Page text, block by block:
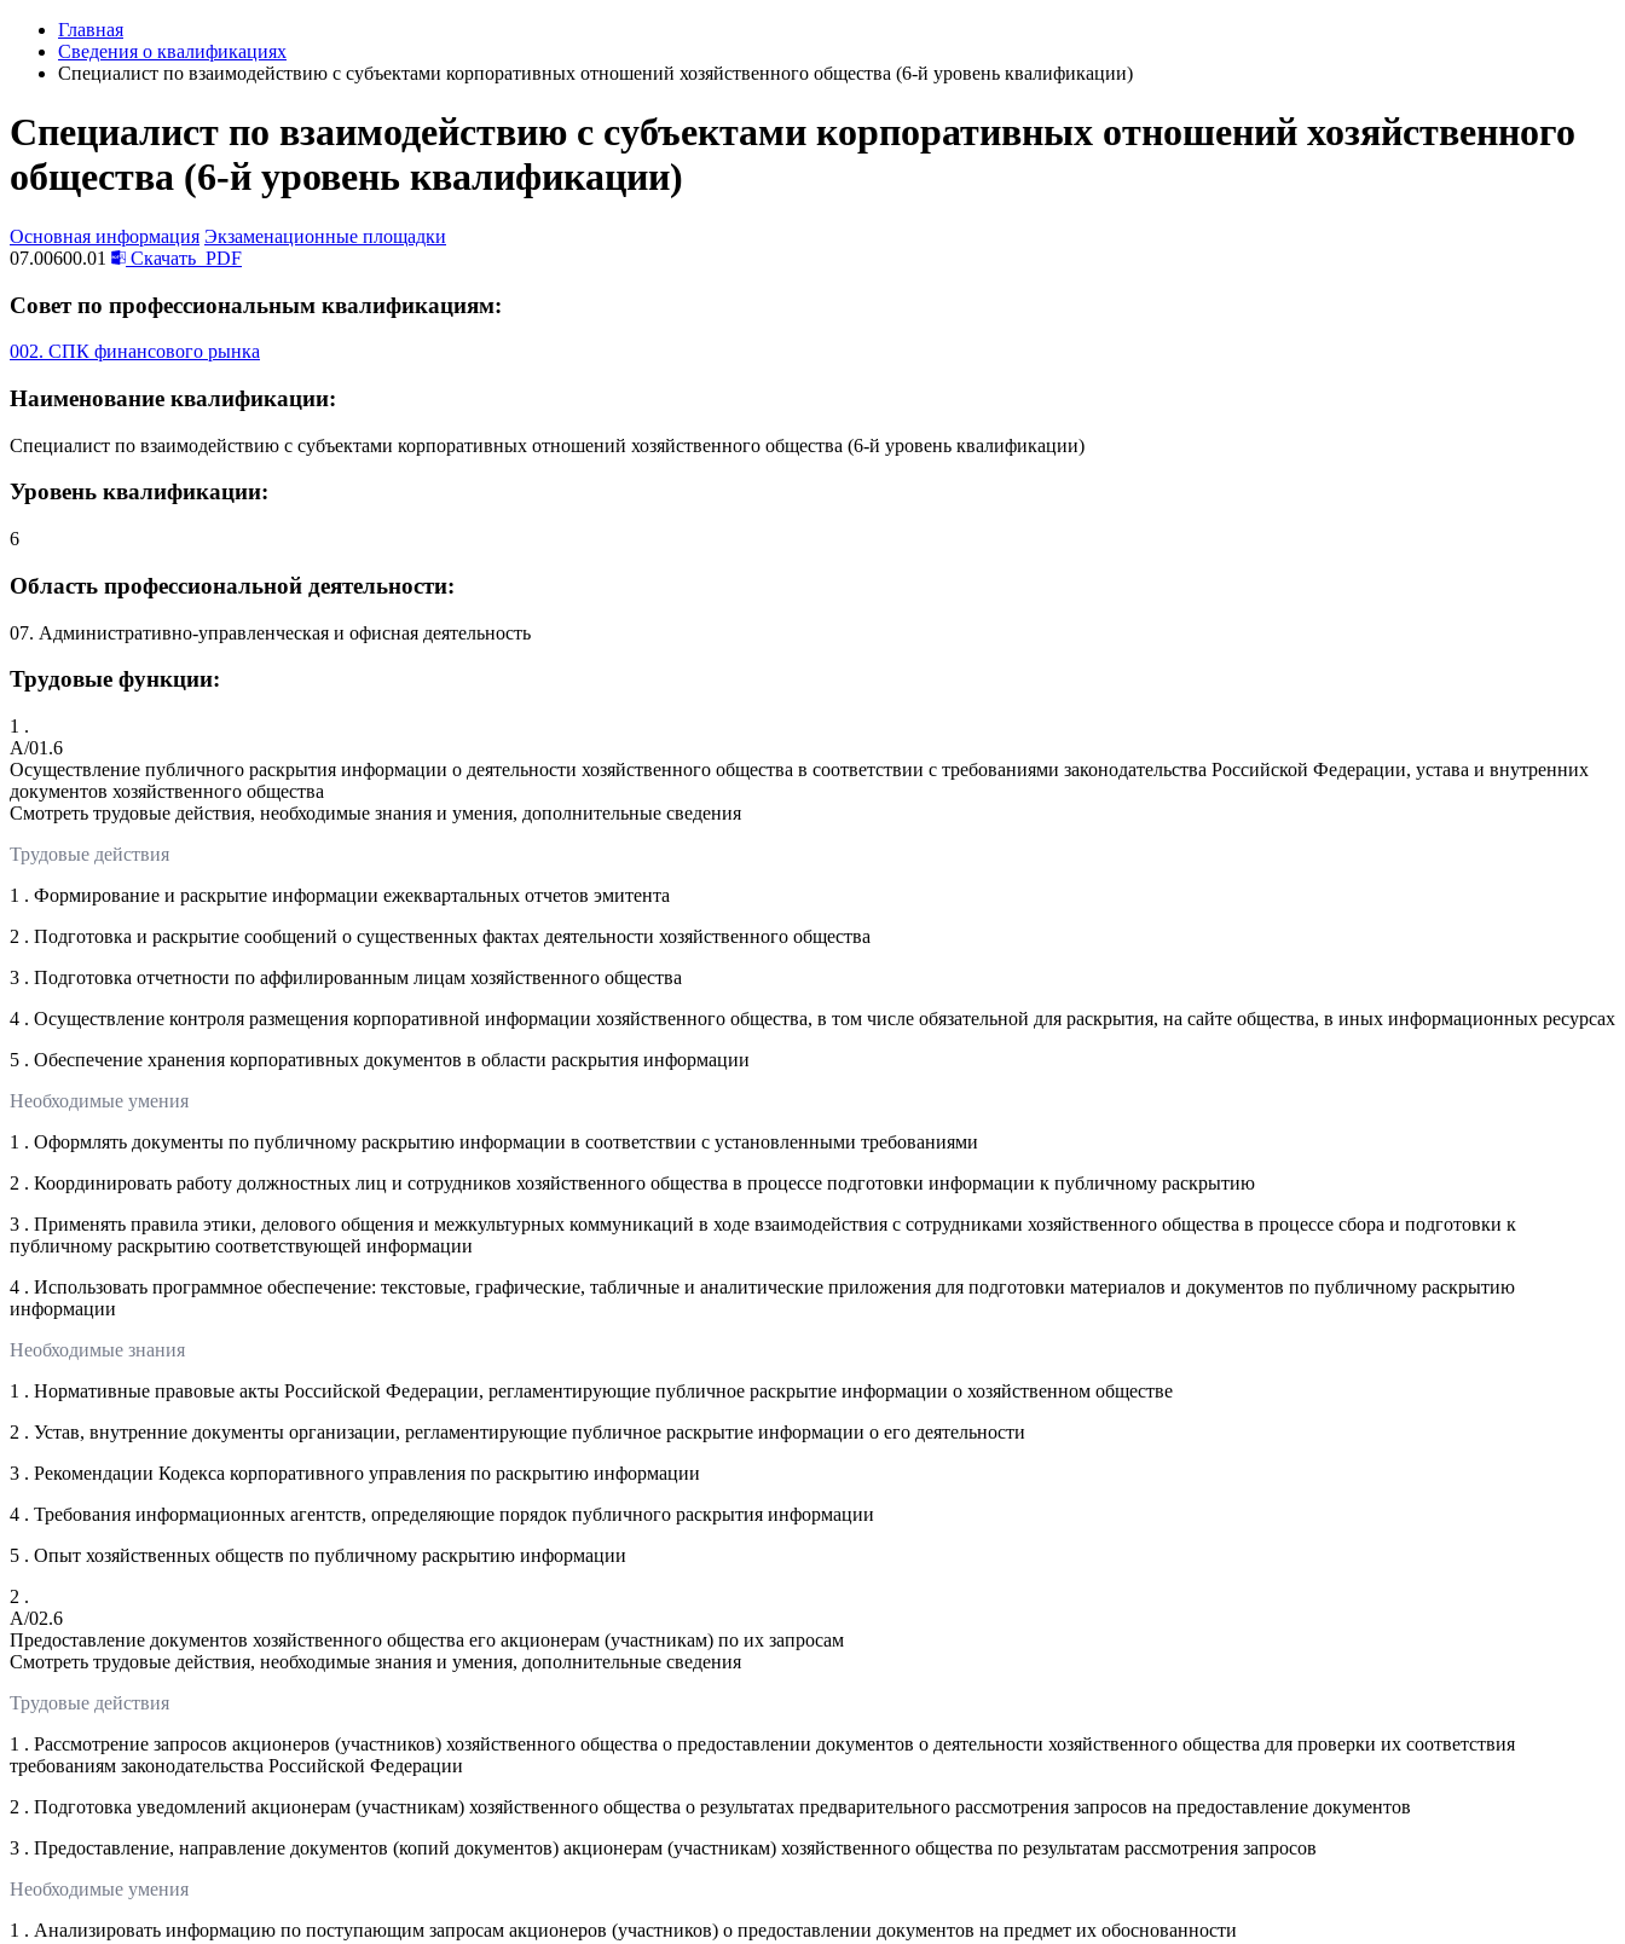
Главная
Сведения о квалификациях
Специалист по взаимодействию с субъектами корпоративных отношений хозяйственного общества (6-й уровень квалификации)
Специалист по взаимодействию с субъектами корпоративных отношений хозяйственного
общества (6-й уровень квалификации)
Основная информация Экзаменационные площадки
07.00600.01
Скачать PDF
Совет по профессиональным квалификациям:
002. СПК финансового рынка
Наименование квалификации:
Специалист по взаимодействию с субъектами корпоративных отношений хозяйственного общества (6-й уровень квалификации)
Уровень квалификации:
6
Область профессиональной деятельности:
07. Административно-управленческая и офисная деятельность
Трудовые функции:
1 .
A/01.6
Осуществление публичного раскрытия информации о деятельности хозяйственного общества в соответствии с требованиями законодательства Российской Федерации, устава и внутренних
документов хозяйственного общества
Смотреть трудовые действия, необходимые знания и умения, дополнительные сведения
Трудовые действия
1 . Формирование и раскрытие информации ежеквартальных отчетов эмитента
2 . Подготовка и раскрытие сообщений о существенных фактах деятельности хозяйственного общества
3 . Подготовка отчетности по аффилированным лицам хозяйственного общества
4 . Осуществление контроля размещения корпоративной информации хозяйственного общества, в том числе обязательной для раскрытия, на сайте общества, в иных информационных ресурсах
5 . Обеспечение хранения корпоративных документов в области раскрытия информации
Необходимые умения
1 . Оформлять документы по публичному раскрытию информации в соответствии с установленными требованиями
2 . Координировать работу должностных лиц и сотрудников хозяйственного общества в процессе подготовки информации к публичному раскрытию
3 . Применять правила этики, делового общения и межкультурных коммуникаций в ходе взаимодействия с сотрудниками хозяйственного общества в процессе сбора и подготовки к
публичному раскрытию соответствующей информации
4 . Использовать программное обеспечение: текстовые, графические, табличные и аналитические приложения для подготовки материалов и документов по публичному раскрытию
информации
Необходимые знания
1 . Нормативные правовые акты Российской Федерации, регламентирующие публичное раскрытие информации о хозяйственном обществе
2 . Устав, внутренние документы организации, регламентирующие публичное раскрытие информации о его деятельности
3 . Рекомендации Кодекса корпоративного управления по раскрытию информации
4 . Требования информационных агентств, определяющие порядок публичного раскрытия информации
5 . Опыт хозяйственных обществ по публичному раскрытию информации
2 .
A/02.6
Предоставление документов хозяйственного общества его акционерам (участникам) по их запросам
Смотреть трудовые действия, необходимые знания и умения, дополнительные сведения
Трудовые действия
1 . Рассмотрение запросов акционеров (участников) хозяйственного общества о предоставлении документов о деятельности хозяйственного общества для проверки их соответствия
требованиям законодательства Российской Федерации
2 . Подготовка уведомлений акционерам (участникам) хозяйственного общества о результатах предварительного рассмотрения запросов на предоставление документов
3 . Предоставление, направление документов (копий документов) акционерам (участникам) хозяйственного общества по результатам рассмотрения запросов
Необходимые умения
1 . Анализировать информацию по поступающим запросам акционеров (участников) о предоставлении документов на предмет их обоснованности